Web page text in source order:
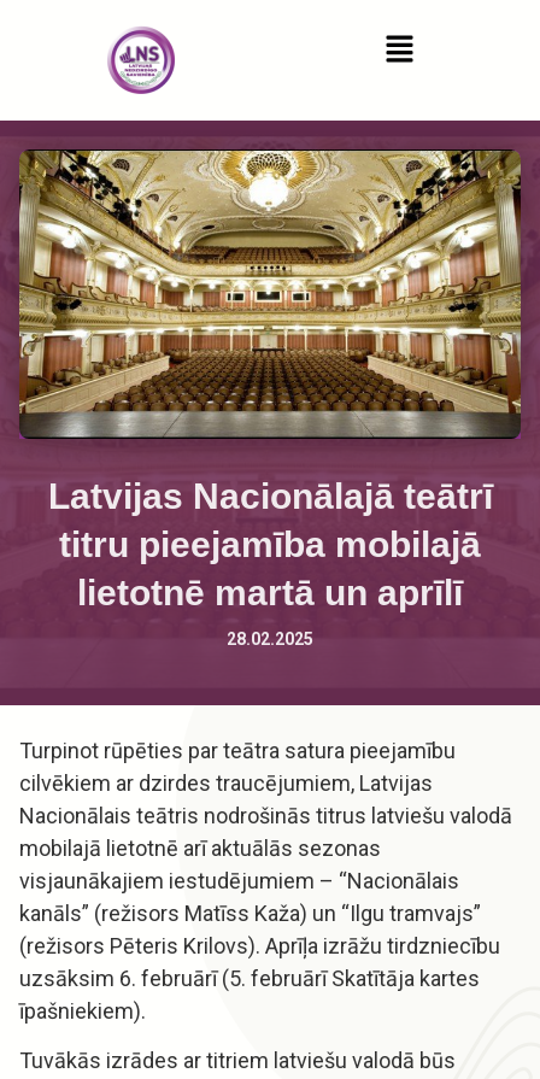
Latvijas Nacionālajā teātrī
titru pieejamība mobilajā
lietotnē martā un aprīlī
28.02.2025
Turpinot rūpēties par teātra satura pieejamību
cilvēkiem ar dzirdes traucējumiem, Latvijas
Nacionālais teātris nodrošinās titrus latviešu valodā
mobilajā lietotnē arī aktuālās sezonas
visjaunākajiem iestudējumiem – “Nacionālais
kanāls” (režisors Matīss Kaža) un “Ilgu tramvajs”
(režisors Pēteris Krilovs). Aprīļa izrāžu tirdzniecību
uzsāksim 6. februārī (5. februārī Skatītāja kartes
īpašniekiem).
Tuvākās izrādes ar titriem latviešu valodā būs